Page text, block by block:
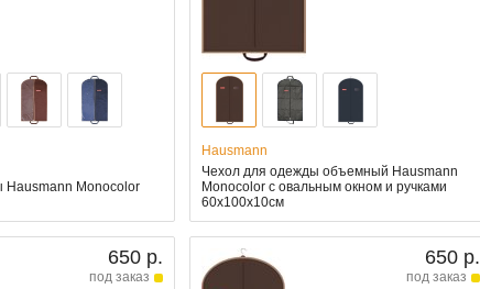
Hausmann Monocolor
Hausmann
Чехол для одежды объемный Hausmann
Monocolor с овальным окном и ручками
60x100x10см
650 р.
под заказ
650 р.
под заказ